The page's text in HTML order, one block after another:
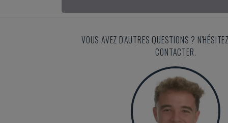
VOUS AVEZ D'AUTRES QUESTIONS ?
CONTACTER.